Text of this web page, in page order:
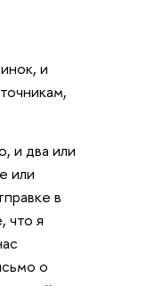
и
и два или
или
в
что я
о